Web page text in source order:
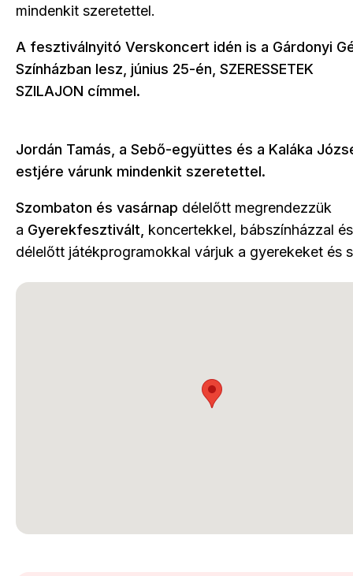
mindenkit szeretettel.
A fesztiválnyitó Verskoncert idén is a Gárdonyi
Színházban lesz, június 25-én, SZERESSETEK
SZILAJON címmel.
Jordán Tamás, a Sebő-együttes és a Kaláka
estjére várunk mindenkit szeretettel.
Szombaton és vasárnap délelőtt megrendezzük
a Gyerekfesztivált, koncertekkel, bábszínházzal
délelőtt játékprogramokkal várjuk a gyerekeket és